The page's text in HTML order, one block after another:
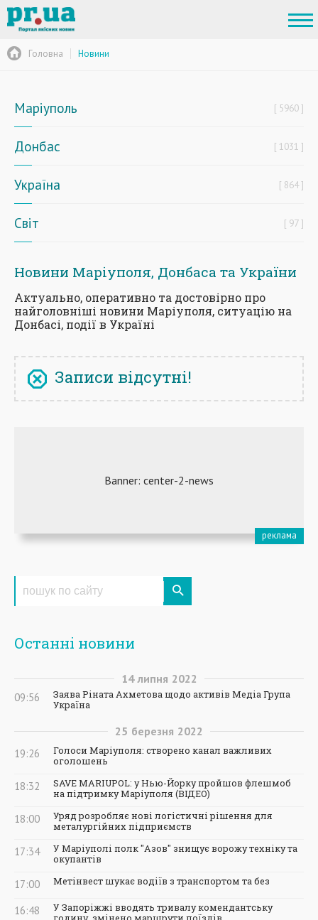
Головна Новини
Маріуполь 5960
Донбас 1031
Україна 864
Світ 97
Новини Маріуполя, Донбаса та України
Актуально, оперативно та достовірно про
найголовніші новини Маріуполя, ситуацію на
Донбасі, події в Україні
Записи відсутні!
Останні новини
14 липня 2022
09:56
Заява Ріната Ахметова щодо активів Медіа Група
Україна
25 березня 2022
19:26
Голоси Маріуполя: створено канал важливих
оголошень
18:32
SAVE MARIUPOL: у Нью-Йорку пройшов флешмоб
на підтримку Маріуполя (ВІДЕО)
18:00
Уряд розробляє нові логістичні рішення для
металургійних підприємств
17:34
У Маріуполі полк "Азов" знищує ворожу техніку та
окупантів
17:00 Метінвест шукає водіїв з транспортом та без
16:48
У Запоріжжі вводять тривалу комендантську